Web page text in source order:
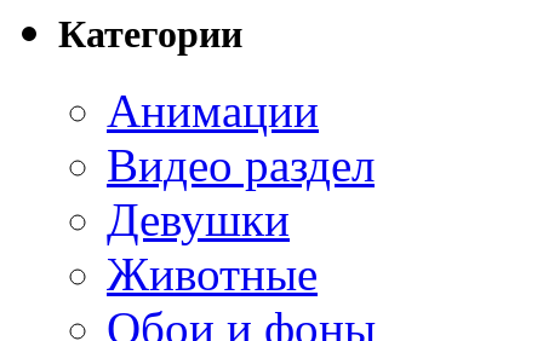
Категории
Анимации
Видео раздел
Девушки
Животные
Обои и фоны